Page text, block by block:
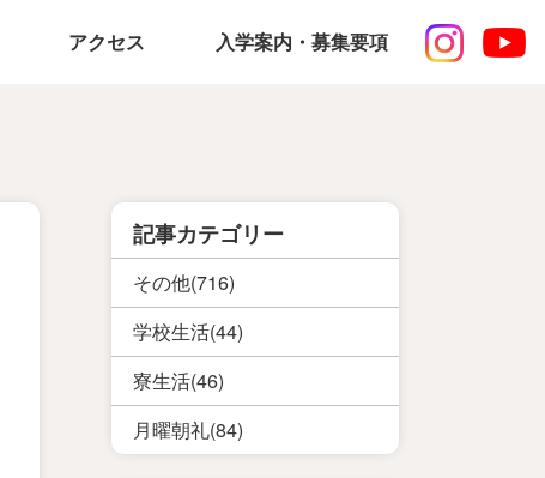
アクセス 入学案内・募集要項
記事カテゴリー
その他(716)
学校生活(44)
寮生活(46)
月曜朝礼(84)